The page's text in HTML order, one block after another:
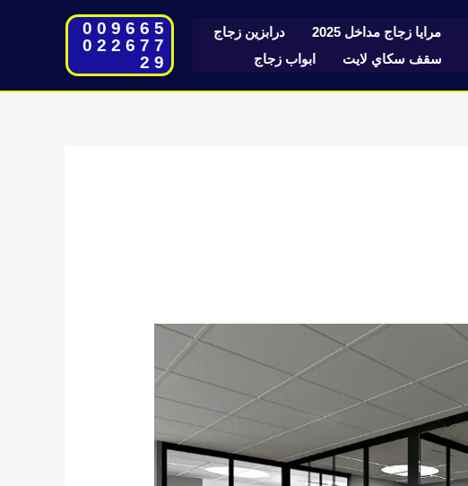
مرايا زجاج مداخل 2025
درابزين زجاج
سقف سكاي لايت ابواب زجاج
009665
022677
29